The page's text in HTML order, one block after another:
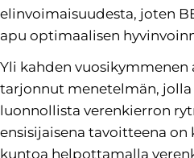
elinvoimaisuudesta, joten
apu optimaalisen
Yli kahden vuosikymmenen
tarjonnut menetelmän, jolla
luonnollista verenkierron
ensisijaisena tavoitteena on
kuntoa helpottamalla